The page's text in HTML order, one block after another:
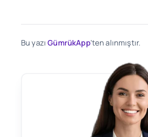
Bu yazıGümrükApp'ten alınmıştır.